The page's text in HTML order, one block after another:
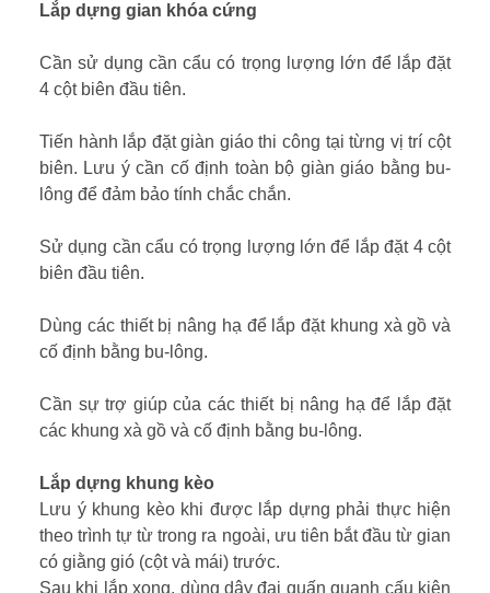
Lắp dựng gian khóa cứng
Cần sử dụng cần cẩu có trọng lượng lớn để lắp đặt
4 cột biên đầu tiên.
Tiến hành lắp đặt giàn giáo thi công tại từng vị trí cột
biên. Lưu ý cần cố định toàn bộ giàn giáo bằng bu-
lông để đảm bảo tính chắc chắn.
Sử dụng cần cẩu có trọng lượng lớn để lắp đặt 4 cột
biên đầu tiên.
Dùng các thiết bị nâng hạ để lắp đặt khung xà gồ và
cố định bằng bu-lông.
Cần sự trợ giúp của các thiết bị nâng hạ để lắp đặt
các khung xà gồ và cố định bằng bu-lông.
Lắp dựng khung kèo
Lưu ý khung kèo khi được lắp dựng phải thực hiện
theo trình tự từ trong ra ngoài, ưu tiên bắt đầu từ gian
có giằng gió (cột và mái) trước.
Sau khi lắp xong, dùng dây đai quấn quanh cấu kiện